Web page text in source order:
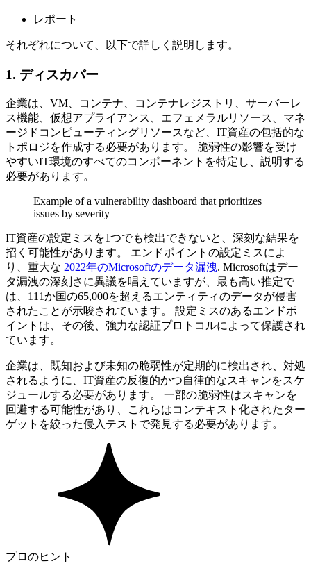
レポート
それぞれについて、以下で詳しく説明します。
1. ディスカバー
企業は、VM、コンテナ、コンテナレジストリ、サーバーレ
ス機能、仮想アプライアンス、エフェメラルリソース、マネ
ージドコンピューティングリソースなど、IT資産の包括的な
トポロジを作成する必要があります。 脆弱性の影響を受け
やすいIT環境のすべてのコンポーネントを特定し、説明する
必要があります。
Example of a vulnerability dashboard that prioritizes
issues by severity
IT資産の設定ミスを1つでも検出できないと、深刻な結果を
招く可能性があります。 エンドポイントの設定ミスによ
り、重大な 2022年のMicrosoftのデータ漏洩. Microsoftはデー
タ漏洩の深刻さに異議を唱えていますが、最も高い推定で
は、111か国の65,000を超えるエンティティのデータが侵害
されたことが示唆されています。 設定ミスのあるエンドポ
イントは、その後、強力な認証プロトコルによって保護され
ています。
企業は、既知および未知の脆弱性が定期的に検出され、対処
されるように、IT資産の反復的かつ自律的なスキャンをスケ
ジュールする必要があります。 一部の脆弱性はスキャンを
回避する可能性があり、これらはコンテキスト化されたター
ゲットを絞った侵入テストで発見する必要があります。
プロのヒント